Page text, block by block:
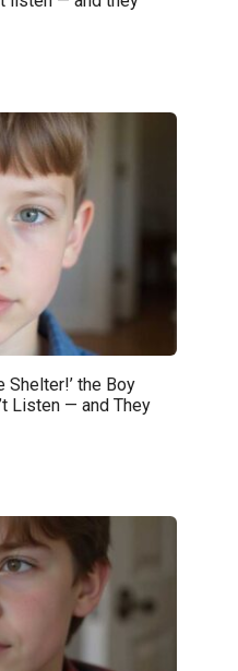
Shelter!’ the Boy
Listen — and They